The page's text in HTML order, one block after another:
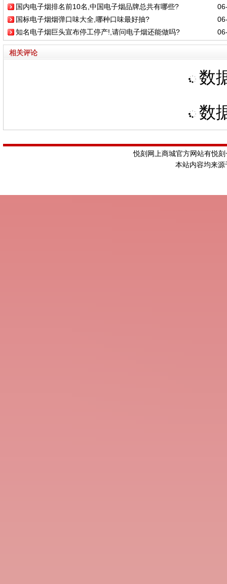
国内电子烟排名前10名,中国电子烟品牌总共有哪些?
国标电子烟烟弹口味大全,哪种口味最好抽?
知名电子烟巨头宣布停工停产!,请问电子烟还能做吗?
相关评论
数
数
悦刻网上商城官方网站有悦
本站内容均来